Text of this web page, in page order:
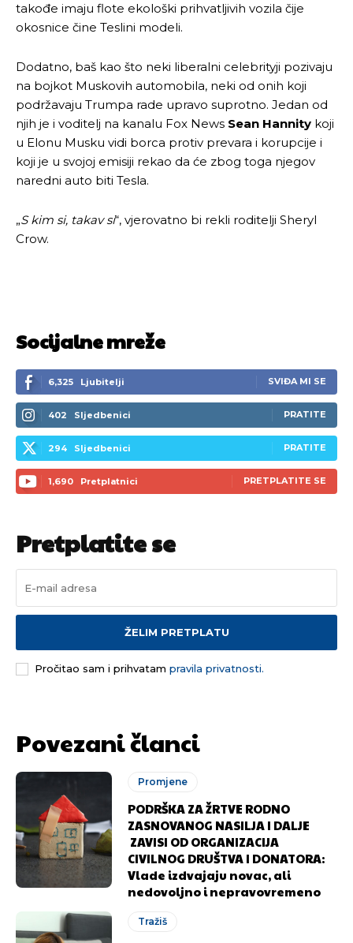
Ovim putem želimo da vam se zahvalimo što ste
Objavi.ba
[wpuf_form id=”7463”]
Ovim putem želimo da vam se zahvalimo što ste
Objavi.ba
[wpuf_form id=”7463”]
takođe imaju flote ekološki prihvatljivih vozila čije
okosnice čine Teslini modeli.
Dodatno, baš kao što neki liberalni celebrityji pozivaju
na bojkot Muskovih automobila, neki od onih koji
podržavaju Trumpa rade upravo suprotno. Jedan od
njih je i voditelj na kanalu Fox News Sean Hannity koji
u Elonu Musku vidi borca protiv prevara i korupcije i
koji je u svojoj emisiji rekao da će zbog toga njegov
naredni auto biti Tesla.
„S kim si, takav si“, vjerovatno bi rekli roditelji Sheryl
Crow.
Socijalne mreže
6,325 Ljubitelji SVIĐA MI SE
402 Sljedbenici PRATITE
294 Sljedbenici PRATITE
1,690 Pretplatnici PRETPLATITE SE
Pretplatite se
ŽELIM PRETPLATU
Pročitao sam i prihvatam pravila privatnosti.
Povezani članci
Promjene
PODRŠKA ZA ŽRTVE RODNO
ZASNOVANOG NASILJA I DALJE
ZAVISI OD ORGANIZACIJA
CIVILNOG DRUŠTVA I DONATORA:
Vlade izdvajaju novac, ali
nedovoljno i nepravovremeno
Tražiš